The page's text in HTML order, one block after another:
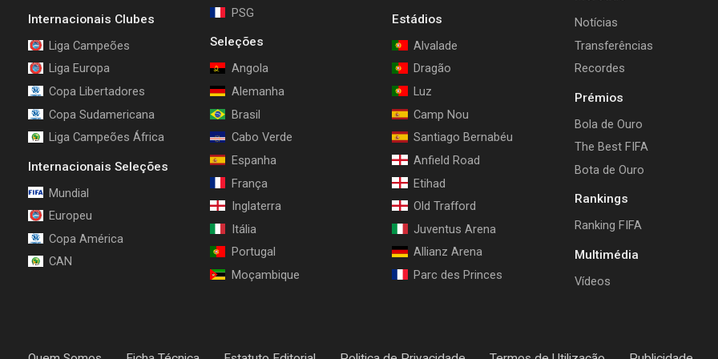
Internacionais Clubes
Liga Campeões
Liga Europa
Copa Libertadores
Copa Sudamericana
Liga Campeões África
Internacionais Seleções
Mundial
Europeu
Copa América
CAN
PSG
Seleções
Angola
Alemanha
Brasil
Cabo Verde
Espanha
França
Inglaterra
Itália
Portugal
Moçambique
Estádios
Alvalade
Dragão
Luz
Camp Nou
Santiago Bernabéu
Anfield Road
Etihad
Old Trafford
Juventus Arena
Allianz Arena
Parc des Princes
Notícias
Transferências
Recordes
Prémios
Bola de Ouro
The Best FIFA
Bota de Ouro
Rankings
Ranking FIFA
Multimédia
Vídeos